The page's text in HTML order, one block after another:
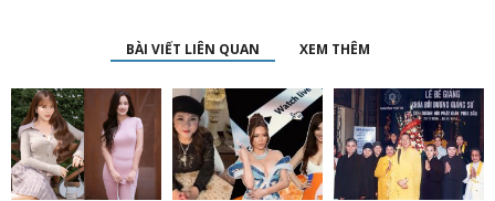
BÀI VIẾT LIÊN QUAN XEM THÊM